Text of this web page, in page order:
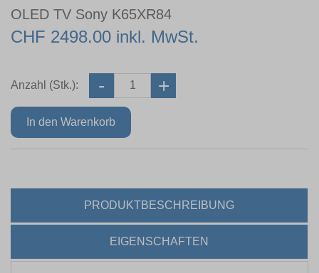
OLED TV Sony K65XR84
CHF 2498.00 inkl. MwSt.
Anzahl (Stk.):
PRODUKTBESCHREIBUNG
EIGENSCHAFTEN